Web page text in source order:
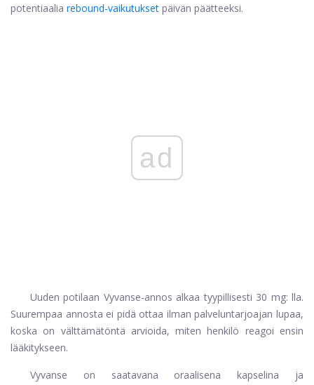
potentiaalia rebound-vaikutukset päivän päätteeksi.
ad
Uuden potilaan Vyvanse-annos alkaa tyypillisesti 30 mg: lla.
Suurempaa annosta ei pidä ottaa ilman palveluntarjoajan lupaa,
koska on välttämätöntä arvioida, miten henkilö reagoi ensin
lääkitykseen.
Vyvanse on saatavana oraalisena kapselina ja